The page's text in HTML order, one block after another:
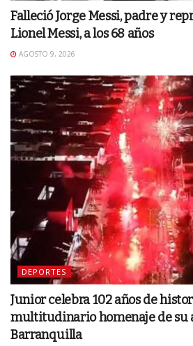
Falleció Jorge Messi, padre y
Lionel Messi, a los 68 años
AGOSTO 9, 2026
DEPORTES
Junior celebra 102 años de
multitudinario homenaje de su
Barranquilla